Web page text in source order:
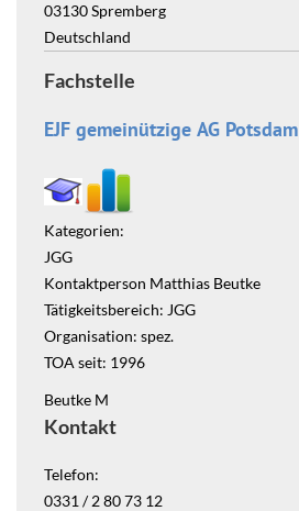
03130Spremberg
Deutschland
Fachstelle
EJF gemeinützige AG Potsdam
Kategorien:
JGG
Kontaktperson Matthias Beutke
Tätigkeitsbereich: JGG
Organisation: spez.
TOA seit: 1996
Beutke M
Kontakt
Telefon:
0331 / 2 80 73 12